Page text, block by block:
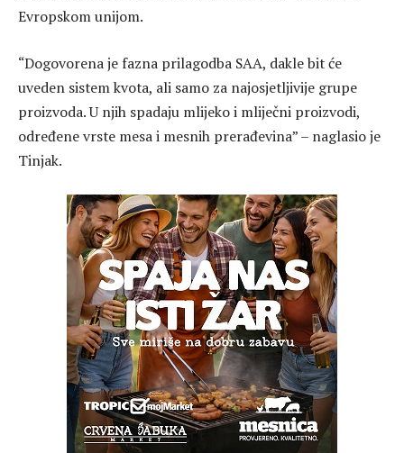
Evropskom unijom.
“Dogovorena je fazna prilagodba SAA, dakle bit će
uveden sistem kvota, ali samo za najosjetljivije grupe
proizvoda. U njih spadaju mlijeko i mliječni proizvodi,
određene vrste mesa i mesnih prerađevina” – naglasio je
Tinjak.